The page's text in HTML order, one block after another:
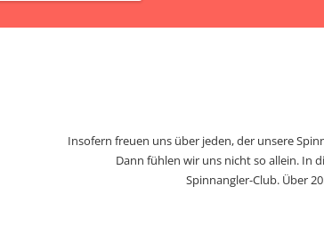
Insofern freuen uns über jeden, der unsere
Dann fühlen wir uns nicht so allein. In
Spinnangler-Club. Über